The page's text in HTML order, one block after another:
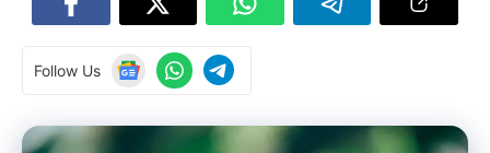
Follow Us